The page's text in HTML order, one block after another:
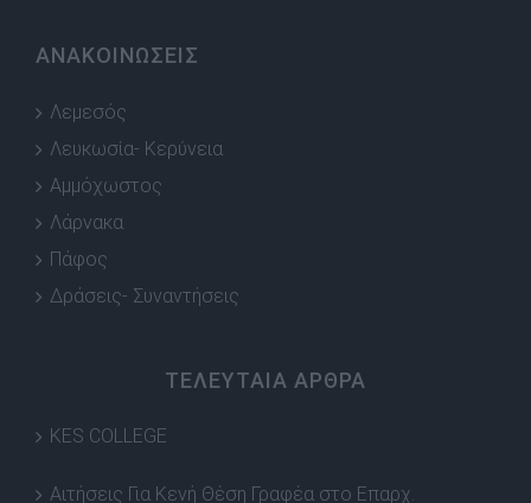
ΑΝΑΚΟΙΝΩΣΕΙΣ
Λεμεσός
Λευκωσία- Κερύνεια
Αμμόχωστος
Λάρνακα
Πάφος
Δράσεις- Συναντήσεις
ΤΕΛΕΥΤΑΙΑ ΑΡΘΡΑ
KES COLLEGE
Αιτήσεις Για Κενή Θέση Γραφέα στο Επαρχ.